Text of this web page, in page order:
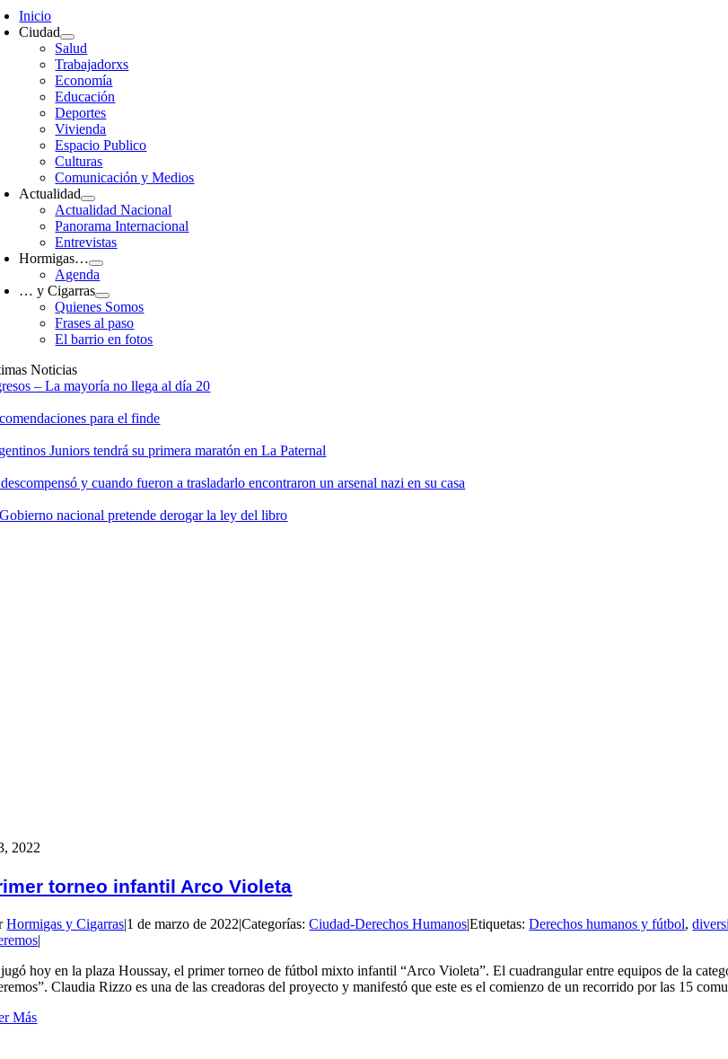
Inicio
Ciudad
Salud
Trabajadorxs
Economía
Educación
Deportes
Vivienda
Espacio Publico
Culturas
Comunicación y Medios
Actualidad
Actualidad Nacional
Panorama Internacional
Entrevistas
Hormigas…
Agenda
… y Cigarras
Quienes Somos
Frases al paso
El barrio en fotos
Noticias
– La mayoría no llega al día 20
para el finde
Juniors tendrá su primera maratón en La Paternal
y cuando fueron a trasladarlo encontraron un arsenal nazi en su casa
nacional pretende derogar la ley del libro
2022
torneo infantil Arco Violeta
Hormigas y Cigarras|1 de marzo de 2022|Categorías:Ciudad-Derechos Humanos|Etiquetas:Derechos humanos y fútbol,
|
hoy en la plaza Houssay, el primer torneo de fútbol mixto infantil “Arco Violeta”. El cuadrangular entre equipos de la
Claudia Rizzo es una de las creadoras del proyecto y manifestó que este es el comienzo de un recorrido por las 15
Más